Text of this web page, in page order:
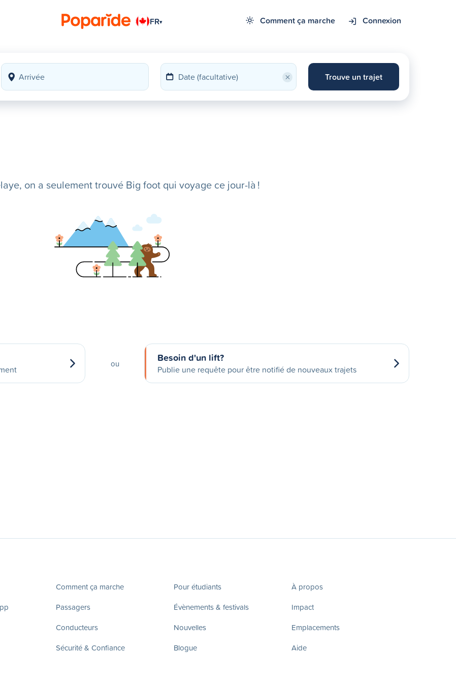
FR▾ Comment ça marche Connexion
× Trouve un trajet
on a seulement trouvé Big foot qui voyage ce jour-là !
ou Besoin d'un lift?
Publie une requête pour être notifié de nouveaux trajets
Comment ça marche
Passagers
Conducteurs
Sécurité & Confiance
Pour étudiants
Évènements & festivals
Nouvelles
Blogue
À propos
Impact
Emplacements
Aide